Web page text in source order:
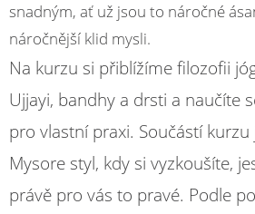
snadným, ať už jsou to náročné
náročnější klid mysli.
Na kurzu si přiblížíme filozofii
Ujjayi, bandhy a drsti a naučíte
pro vlastní praxi. Součástí kurzu
Mysore styl, kdy si vyzkoušíte,
právě pro vás to pravé. Podle